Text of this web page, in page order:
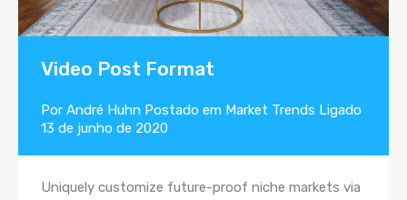
Video Post Format
Por André Huhn Postado em Market Trends Ligado
13 de junho de 2020
Uniquely customize future-proof niche markets via